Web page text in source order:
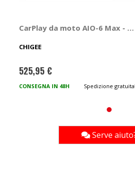
CarPlay da moto AIO-6 Max -
CHIGEE
525,95 €
CONSEGNA IN 48H Spedizione gratuita!
Serve